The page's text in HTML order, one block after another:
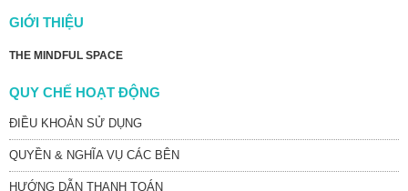
GIỚI THIỆU
THE MINDFUL SPACE
QUY CHẾ HOẠT ĐỘNG
ĐIỀU KHOẢN SỬ DỤNG
QUYỀN & NGHĨA VỤ CÁC BÊN
HƯỚNG DẪN THANH TOÁN